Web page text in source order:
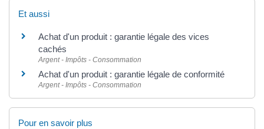
Et aussi
Achat d'un produit : garantie légale des vices
cachés
Argent - Impôts - Consommation
Achat d'un produit : garantie légale de conformité
Argent - Impôts - Consommation
Pour en savoir plus